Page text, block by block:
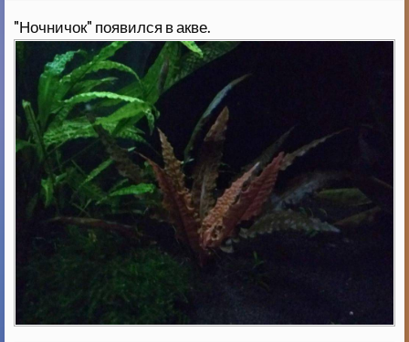
"Ночничок" появился в акве.